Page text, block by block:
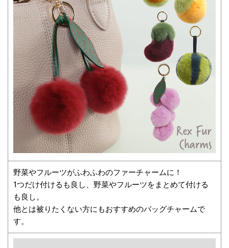
野菜やフルーツがふわふわのファーチャームに！
1つだけ付けるも良し、野菜やフルーツをまとめて付ける
も良し。
他とは被りたくない方にもおすすめのバッグチャームで
す。